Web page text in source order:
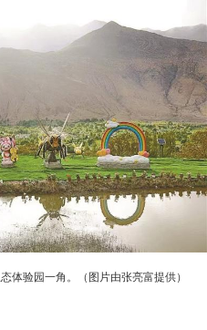
体验园一角。（图片由张亮富提供）